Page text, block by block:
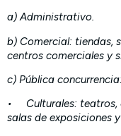
a) Administrativo.
b) Comercial: tiendas,
centros comerciales y
c) Pública concurrencia:
• Culturales: teatros,
salas de exposiciones